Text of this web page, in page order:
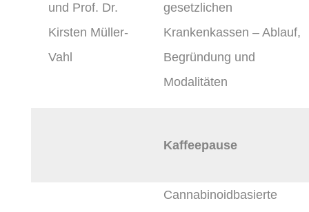
und Prof. Dr.
Kirsten Müller-
Vahl
gesetzlichen
Krankenkassen – Ablauf,
Begründung und
Modalitäten
Kaffeepause
Cannabinoidbasierte